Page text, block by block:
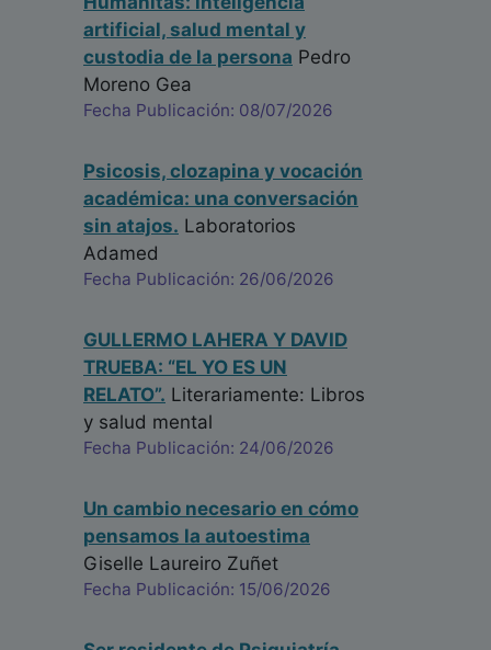
artificial, salud mental y
custodia de la persona Pedro
Moreno Gea
Fecha Publicación: 08/07/2026
Psicosis, clozapina y vocación
académica: una conversación
sin atajos. Laboratorios
Adamed
Fecha Publicación: 26/06/2026
GULLERMO LAHERA Y DAVID
TRUEBA: “EL YO ES UN
RELATO”. Literariamente: Libros
y salud mental
Fecha Publicación: 24/06/2026
Un cambio necesario en cómo
pensamos la autoestima
Giselle Laureiro Zuñet
Fecha Publicación: 15/06/2026